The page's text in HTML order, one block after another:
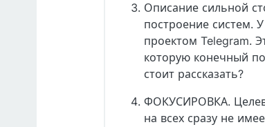
Описание сильной
построение систем.
проектом Telegram.
которую конечный
стоит рассказать?
ФОКУСИРОВКА.
на всех сразу не